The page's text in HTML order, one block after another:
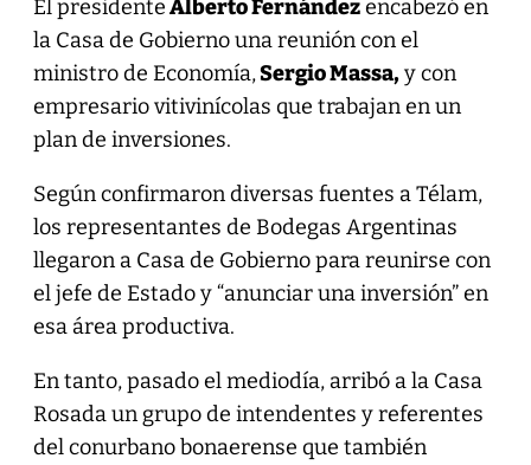
El presidenteAlberto Fernándezencabezó en
la Casa de Gobierno una reunión con el
ministro de Economía,Sergio Massa,y con
empresario vitivinícolas que trabajan en un
plan de inversiones.
Según confirmaron diversas fuentes a Télam,
los representantes de Bodegas Argentinas
llegaron a Casa de Gobierno para reunirse con
el jefe de Estado y “anunciar una inversión” en
esa área productiva.
En tanto, pasado el mediodía, arribó a la Casa
Rosada un grupo de intendentes y referentes
del conurbano bonaerense que también